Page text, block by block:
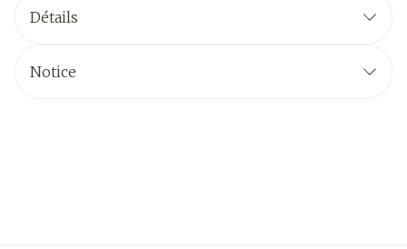
Détails
Notice